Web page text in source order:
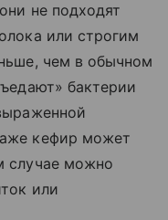
не подходят
или строгим
чем в обычном
бактерии
кефир может
случае можно
или